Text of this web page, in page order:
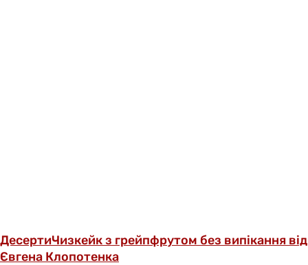
ДесертиЧизкейк з грейпфрутом без випікання від
Євгена Клопотенка